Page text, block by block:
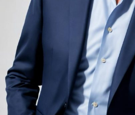
unități de poliție, căci nicăieri, în
sunt definite și nici nu s-a făcut
înființării acestora (ordine de
„înființarea unităților de
în jurul cozii”, statul Român
lunar, bani în „unități de poliție”
„sunt organizate și
„creștine” ale conducătorilor
merge la școală, se angajează și
Pardoseala joacă un rol
sunete, mai ales în zonele de
cameră și baie sau dintre pat și
proprietăți fonoabsorbante
zgomotului către camerele
inferioare, un aspect esențial mai
vechi, cu structuri care nu au
pentru izolare fonică performantă.